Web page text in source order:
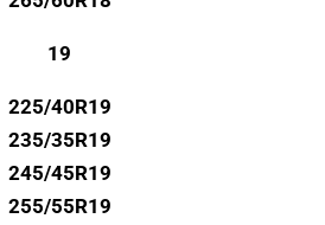
19
225/40R19
235/35R19
245/45R19
255/55R19